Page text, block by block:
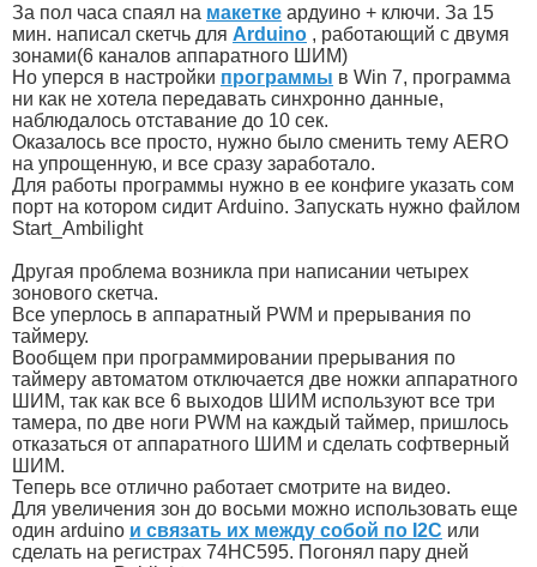
За пол часа спаял на макетке ардуино + ключи. За 15
мин. написал скетчь для Arduino , работающий с двумя
зонами(6 каналов аппаратного ШИМ)
Но уперся в настройки программы в Win 7, программа
ни как не хотела передавать синхронно данные,
наблюдалось отставание до 10 сек.
Оказалось все просто, нужно было сменить тему AERO
на упрощенную, и все сразу заработало.
Для работы программы нужно в ее конфиге указать сом
порт на котором сидит Arduino. Запускать нужно файлом
Start_Ambilight
Другая проблема возникла при написании четырех
зонового скетча.
Все уперлось в аппаратный PWM и прерывания по
таймеру.
Вообщем при программировании прерывания по
таймеру автоматом отключается две ножки аппаратного
ШИМ, так как все 6 выходов ШИМ используют все три
тамера, по две ноги PWM на каждый таймер, пришлось
отказаться от аппаратного ШИМ и сделать софтверный
ШИМ.
Теперь все отлично работает смотрите на видео.
Для увеличения зон до восьми можно использовать еще
один arduino и связать их между собой по I2C или
сделать на регистрах 74HC595. Погонял пару дней